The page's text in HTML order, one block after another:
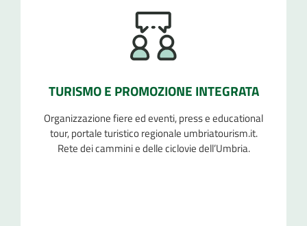
TURISMO E PROMOZIONE INTEGRATA
Organizzazione fiere ed eventi, press e educational
tour, portale turistico regionale umbriatourism.it.
Rete dei cammini e delle ciclovie dell’Umbria.